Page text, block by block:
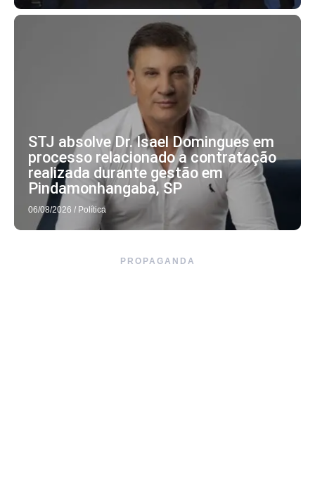
STJ absolve Dr. Isael Domingues em
processo relacionado a contratação
realizada durante gestão em
Pindamonhangaba, SP
06/08/2026 / Política
PROPAGANDA